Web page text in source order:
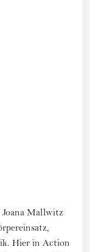
Mallwitz
Hier in Action